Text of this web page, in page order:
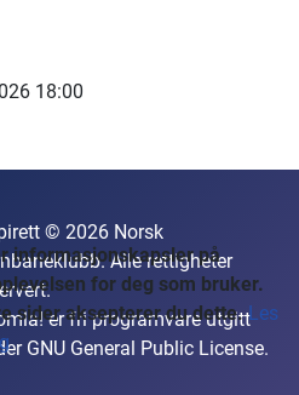
18:00
© 2026 Norsk
Alle rettigheter
er fri programvare utgitt
GNU General Public License.
informasjonskapsler på
for deg som bruker.
sider aksepterer du dette. Les